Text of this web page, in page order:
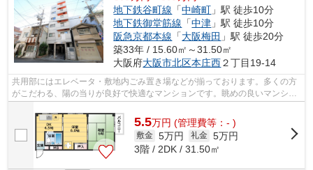
地下鉄谷町線 「中崎町 」駅 徒歩10分
地下鉄御堂筋線 「中津 」駅 徒歩10分
阪急京都本線 「大阪梅田 」駅 徒歩20分
築33年 / 15.60㎡～31.50㎡
大阪府大阪市北区本庄西２丁目19-14
共用部にはエレベータ・敷地内ごみ置き場などが揃っております。多くの方
がこだわる、陽の当りが良好で快適なマンションです。眺めの良いマンショ
5.5万円 (管理費等：- )
敷金 5万円 礼金 5万円
3階 / 2DK / 31.50㎡